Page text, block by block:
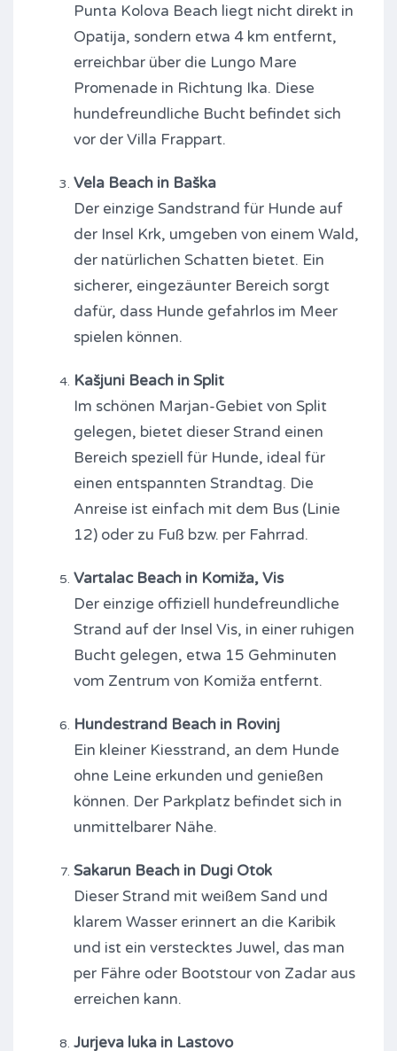
Punta Kolova Beach liegt nicht direkt in
Opatija, sondern etwa 4 km entfernt,
erreichbar über die Lungo Mare
Promenade in Richtung Ika. Diese
hundefreundliche Bucht befindet sich
vor der Villa Frappart.
Vela Beach in Baška
Der einzige Sandstrand für Hunde auf
der Insel Krk, umgeben von einem Wald,
der natürlichen Schatten bietet. Ein
sicherer, eingezäunter Bereich sorgt
dafür, dass Hunde gefahrlos im Meer
spielen können.
Kašjuni Beach in Split
Im schönen Marjan-Gebiet von Split
gelegen, bietet dieser Strand einen
Bereich speziell für Hunde, ideal für
einen entspannten Strandtag. Die
Anreise ist einfach mit dem Bus (Linie
12) oder zu Fuß bzw. per Fahrrad.
Vartalac Beach in Komiža, Vis
Der einzige offiziell hundefreundliche
Strand auf der Insel Vis, in einer ruhigen
Bucht gelegen, etwa 15 Gehminuten
vom Zentrum von Komiža entfernt.
Hundestrand Beach in Rovinj
Ein kleiner Kiesstrand, an dem Hunde
ohne Leine erkunden und genießen
können. Der Parkplatz befindet sich in
unmittelbarer Nähe.
Sakarun Beach in Dugi Otok
Dieser Strand mit weißem Sand und
klarem Wasser erinnert an die Karibik
und ist ein verstecktes Juwel, das man
per Fähre oder Bootstour von Zadar aus
erreichen kann.
Jurjeva luka in Lastovo